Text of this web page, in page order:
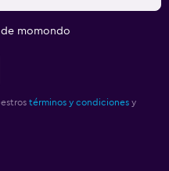
de momondo
términos y condiciones y